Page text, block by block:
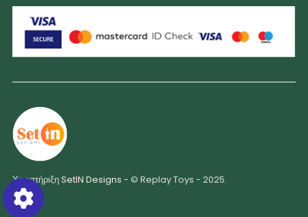
ΥποστήριξηSetIN Designs - © Replay Toys - 2025.